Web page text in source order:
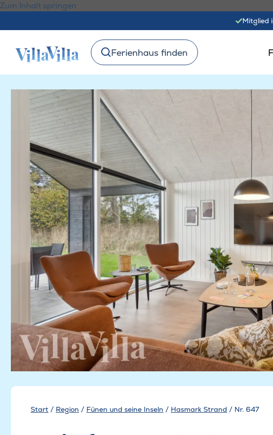
Zum Inhalt springen
Mitglied
Ferienhaus finden
Start / Region / Fünen und seine Inseln / Hasmark Strand / Nr. 647